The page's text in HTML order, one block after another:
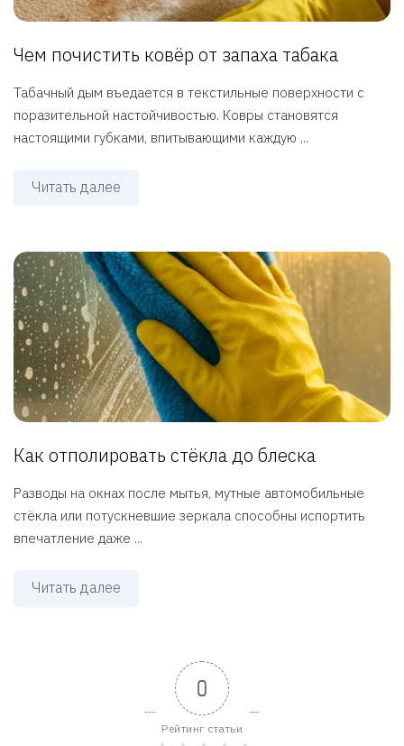
Чем почистить ковёр от запаха табака
Табачный дым въедается в текстильные поверхности с
поразительной настойчивостью. Ковры становятся
настоящими губками, впитывающими каждую ...
Читать далее
Как отполировать стёкла до блеска
Разводы на окнах после мытья, мутные автомобильные
стёкла или потускневшие зеркала способны испортить
впечатление даже ...
Читать далее
0
Рейтинг статьи